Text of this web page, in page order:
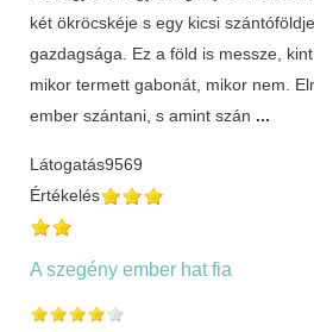
két ökröcskéje s egy kicsi
gazdagsága. Ez a föld is messze,
mikor termett gabonát, mikor nem.
ember szántani, s amint szán ...
Látogatás9569
Értékelés
A szegény ember hat fia